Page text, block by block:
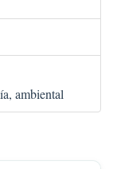
ambiental